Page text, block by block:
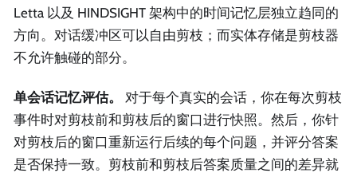
Letta 以及 HINDSIGHT 架构中的时间记忆层独立趋同的
方向。对话缓冲区可以自由剪枝；而实体存储是剪枝器
不允许触碰的部分。
单会话记忆评估。
对于每个真实的会话，你在每次剪枝
事件时对剪枝前和剪枝后的窗口进行快照。然后，你针
对剪枝后的窗口重新运行后续的每个问题，并评分答案
是否保持一致。剪枝前和剪枝后答案质量之间的差异就